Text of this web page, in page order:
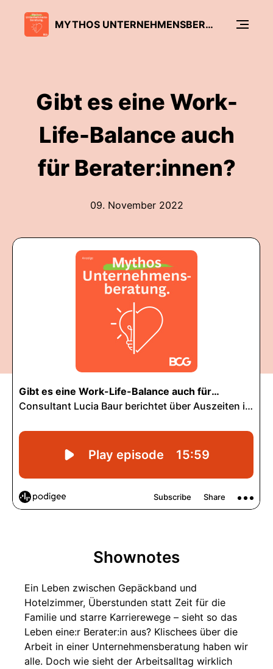
MYTHOS UNTERNEHMENSBERATUNG
Gibt es eine Work-
Life-Balance auch
für Berater:innen?
09. November 2022
Shownotes
Ein Leben zwischen Gepäckband und
Hotelzimmer, Überstunden statt Zeit für die
Familie und starre Karrierewege – sieht so das
Leben eine:r Berater:in aus? Klischees über die
Arbeit in einer Unternehmensberatung haben wir
alle. Doch wie sieht der Arbeitsalltag wirklich